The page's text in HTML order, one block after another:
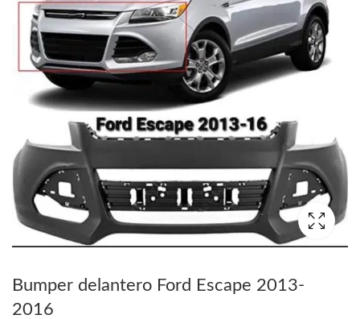
Bumper delantero Ford Escape 2013-
2016